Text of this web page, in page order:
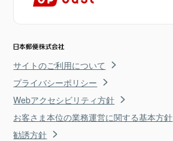
サイトのご利用について
プライバシーポリシー
Webアクセシビリティ方針
お客さま本位の業務運営に関する基本方針
勧誘方針